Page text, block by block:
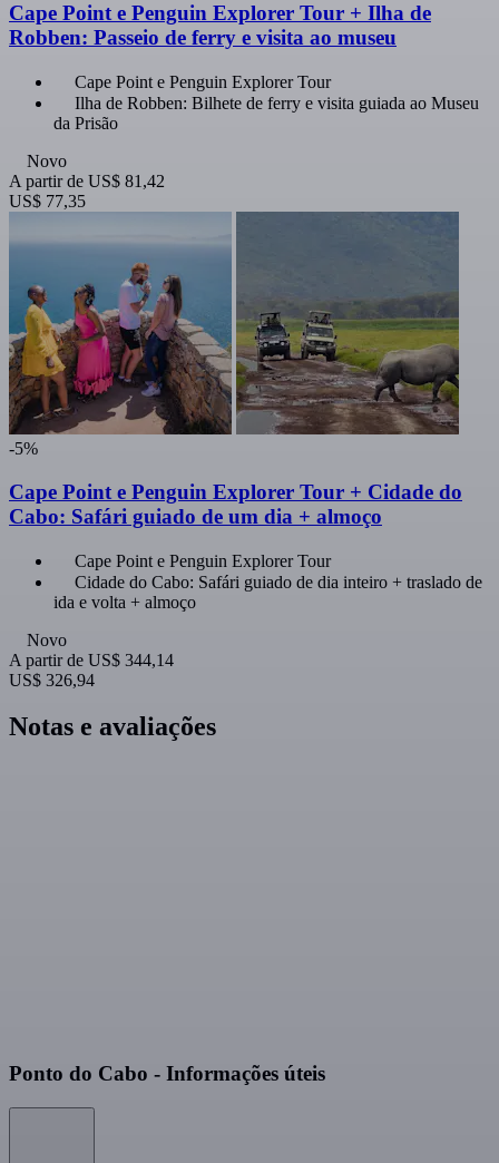
Cape Point e Penguin Explorer Tour + Ilha de
Robben: Passeio de ferry e visita ao museu
Cape Point e Penguin Explorer Tour
Ilha de Robben: Bilhete de ferry e visita guiada ao Museu
da Prisão
Novo
A partir de US$ 81,42
US$ 77,35
-5%
Cape Point e Penguin Explorer Tour + Cidade do
Cabo: Safári guiado de um dia + almoço
Cape Point e Penguin Explorer Tour
Cidade do Cabo: Safári guiado de dia inteiro + traslado de
ida e volta + almoço
Novo
A partir de US$ 344,14
US$ 326,94
Notas e avaliações
Ponto do Cabo - Informações úteis